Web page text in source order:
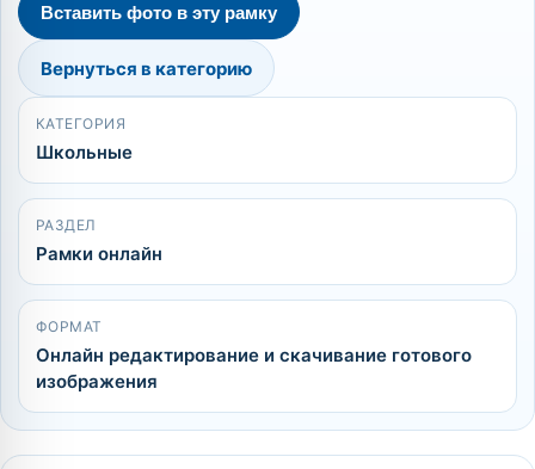
Вставить фото в эту рамку
Вернуться в категорию
КАТЕГОРИЯ
Школьные
РАЗДЕЛ
Рамки онлайн
ФОРМАТ
Онлайн редактирование и скачивание готового
изображения